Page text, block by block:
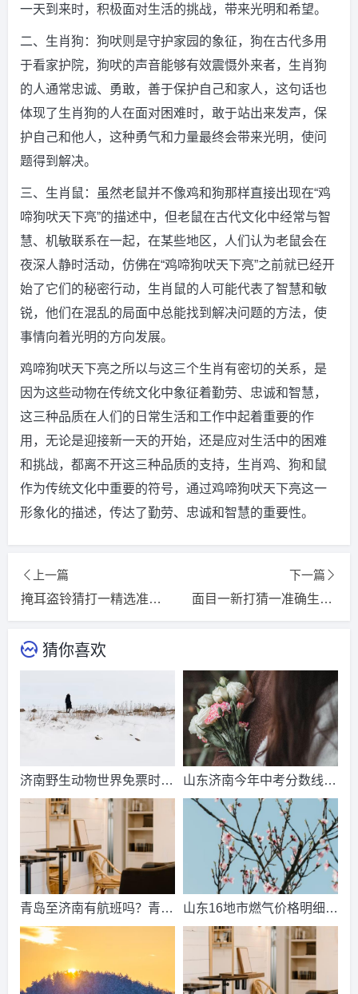
一天到来时，积极面对生活的挑战，带来光明和希望。
二、生肖狗：狗吠则是守护家园的象征，狗在古代多用
于看家护院，狗吠的声音能够有效震慑外来者，生肖狗
的人通常忠诚、勇敢，善于保护自己和家人，这句话也
体现了生肖狗的人在面对困难时，敢于站出来发声，保
护自己和他人，这种勇气和力量最终会带来光明，使问
题得到解决。
三、生肖鼠：虽然老鼠并不像鸡和狗那样直接出现在“鸡
啼狗吠天下亮”的描述中，但老鼠在古代文化中经常与智
慧、机敏联系在一起，在某些地区，人们认为老鼠会在
夜深人静时活动，仿佛在“鸡啼狗吠天下亮”之前就已经开
始了它们的秘密行动，生肖鼠的人可能代表了智慧和敏
锐，他们在混乱的局面中总能找到解决问题的方法，使
事情向着光明的方向发展。
鸡啼狗吠天下亮之所以与这三个生肖有密切的关系，是
因为这些动物在传统文化中象征着勤劳、忠诚和智慧，
这三种品质在人们的日常生活和工作中起着重要的作
用，无论是迎接新一天的开始，还是应对生活中的困难
和挑战，都离不开这三种品质的支持，生肖鸡、狗和鼠
作为传统文化中重要的符号，通过鸡啼狗吠天下亮这一
形象化的描述，传达了勤劳、忠诚和智慧的重要性。
上一篇
掩耳盗铃猜打一精选准确生肖，词语释义落实解释
下一篇
面目一新打猜一准确生肖，解释词语释义落实
猜你喜欢
济南野生动物世界免票时
间？济南动物王国票价？
山东济南今年中考分数线出
来了吗？济南中考总分多
青岛至济南有航班吗？青岛
到济南的高铁票多钱？
山东16地市燃气价格明细？
2021山东天然气费收费标